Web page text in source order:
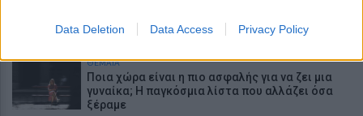
Data Deletion Data Access Privacy Policy
Vogue και πέθανε στα 35
ΘΕΜΑΤΑ
Ποια χώρα είναι η πιο ασφαλής για να ζει μια
γυναίκα; Η παγκόσμια λίστα που αλλάζει όσα
ξέραμε